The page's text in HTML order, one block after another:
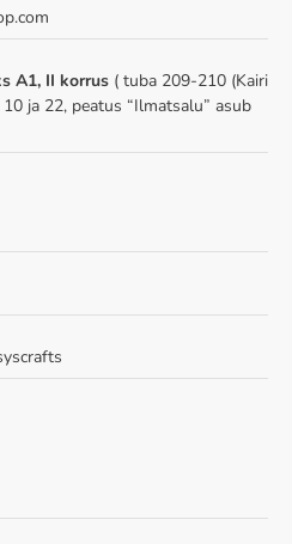
A1, II korrus ( tuba 209-210 (Kairi
ja 22, peatus “Ilmatsalu” asub